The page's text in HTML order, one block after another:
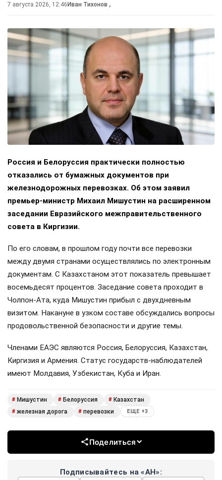
7 августа 2026, 12:46Иван Тихонов ,
Россия и Белоруссия практически полностью
отказались от бумажных документов при
железнодорожных перевозках. Об этом заявил
премьер-министр Михаил Мишустин на расширенном
заседании Евразийского межправительственного
совета в Киргизии.
По его словам, в прошлом году почти все перевозки
между двумя странами осуществлялись по электронным
документам. С Казахстаном этот показатель превышает
восемьдесят процентов. Заседание совета проходит в
Чолпон-Ата, куда Мишустин прибыл с двухдневным
визитом. Накануне в узком составе обсуждались вопросы
продовольственной безопасности и другие темы.
Членами ЕАЭС являются Россия, Белоруссия, Казахстан,
Киргизия и Армения. Статус государств-наблюдателей
имеют Молдавия, Узбекистан, Куба и Иран.
# Мишустин # Белоруссия # Казахстан
# железная дорога # перевозки ЕЩЕ +3
Поделиться
Подписывайтесь на «АН»: